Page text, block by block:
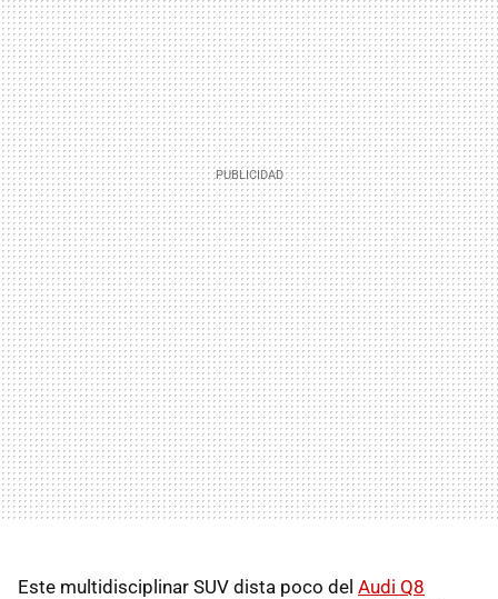
Este multidisciplinar SUV dista poco del Audi Q8